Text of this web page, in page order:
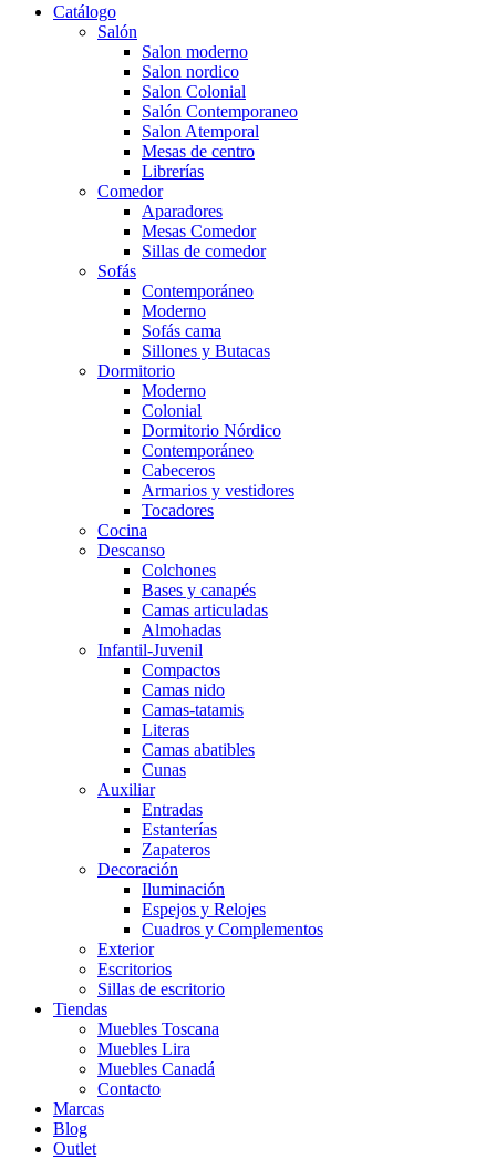
Catálogo
Salón
Salon moderno
Salon nordico
Salon Colonial
Salón Contemporaneo
Salon Atemporal
Mesas de centro
Librerías
Comedor
Aparadores
Mesas Comedor
Sillas de comedor
Sofás
Contemporáneo
Moderno
Sofás cama
Sillones y Butacas
Dormitorio
Moderno
Colonial
Dormitorio Nórdico
Contemporáneo
Cabeceros
Armarios y vestidores
Tocadores
Cocina
Descanso
Colchones
Bases y canapés
Camas articuladas
Almohadas
Infantil-Juvenil
Compactos
Camas nido
Camas-tatamis
Literas
Camas abatibles
Cunas
Auxiliar
Entradas
Estanterías
Zapateros
Decoración
Iluminación
Espejos y Relojes
Cuadros y Complementos
Exterior
Escritorios
Sillas de escritorio
Tiendas
Muebles Toscana
Muebles Lira
Muebles Canadá
Contacto
Marcas
Blog
Outlet